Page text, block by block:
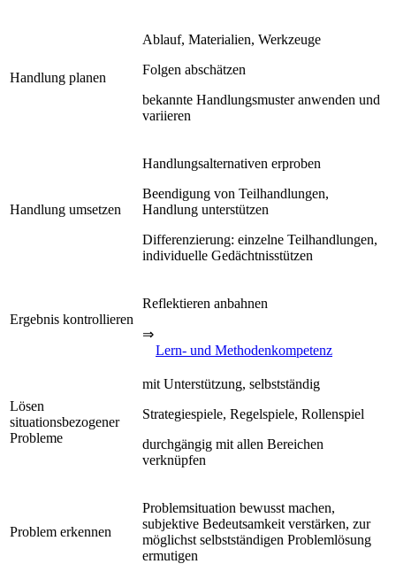
Handlung planen
Ablauf, Materialien, Werkzeuge
Folgen abschätzen
bekannte Handlungsmuster anwenden und
variieren
Handlung umsetzen
Handlungsalternativen erproben
Beendigung von Teilhandlungen,
Handlung unterstützen
Differenzierung: einzelne Teilhandlungen,
individuelle Gedächtnisstützen
Ergebnis kontrollieren
Reflektieren anbahnen
⇒
Lern- und Methodenkompetenz
Lösen
situationsbezogener
Probleme
mit Unterstützung, selbstständig
Strategiespiele, Regelspiele, Rollenspiel
durchgängig mit allen Bereichen
verknüpfen
Problem erkennen
Problemsituation bewusst machen,
subjektive Bedeutsamkeit verstärken, zur
möglichst selbstständigen Problemlösung
ermutigen